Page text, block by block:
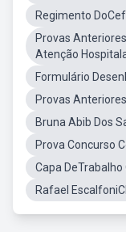
Regimento
Provas
Atenção
Formulário
Provas
Bruna Abib Dos
Prova Concurso
Capa DeTrabalho
Rafael